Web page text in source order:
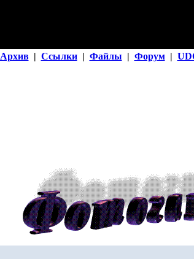
Архив | Ссылки | Файлы | Форум |